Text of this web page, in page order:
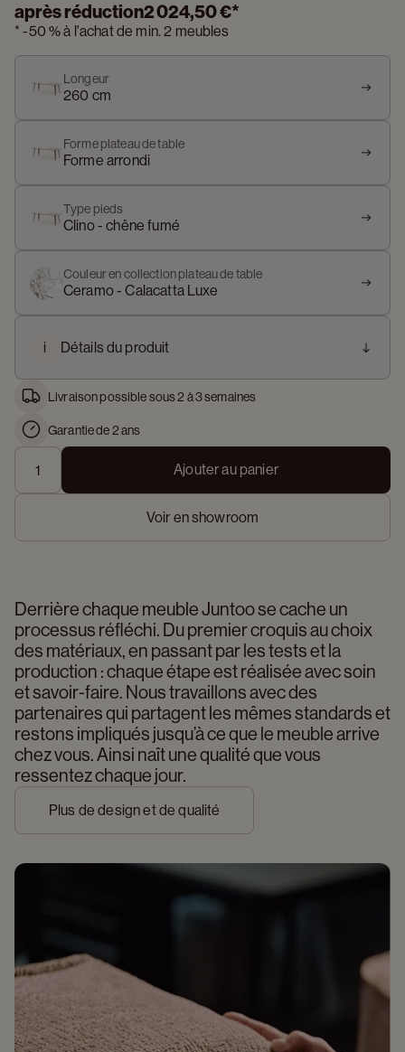
après réduction2 024,50 €*
*-50 %à l'achat de min. 2 meubles
Longeur
260 cm
Forme plateau de table
Forme arrondi
Type pieds
Clino - chêne fumé
Couleur en collection plateau de table
Ceramo - Calacatta Luxe
i Détails du produit
Livraison possible sous 2 à 3 semaines
Garantie de 2 ans
Ajouter au panier
Voir en showroom
Derrière chaque meuble Juntoo se cache un
processus réfléchi. Du premier croquis au choix
des matériaux, en passant par les tests et la
production : chaque étape est réalisée avec soin
et savoir-faire. Nous travaillons avec des
partenaires qui partagent les mêmes standards et
restons impliqués jusqu’à ce que le meuble arrive
chez vous. Ainsi naît une qualité que vous
ressentez chaque jour.
Plus de design et de qualité